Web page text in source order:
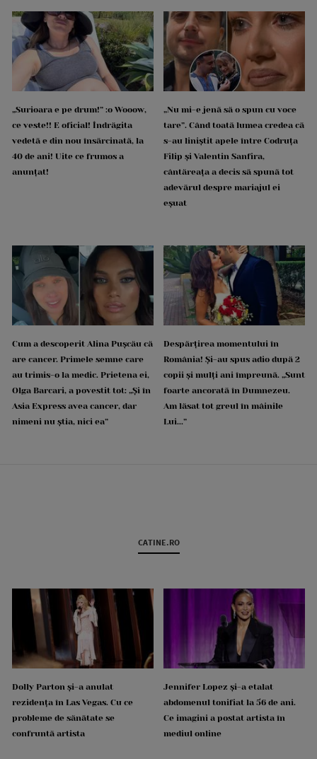
„Surioara e pe drum!” :o Wooow,
ce veste!! E oficial! Îndrăgita
vedetă e din nou însărcinată, la
40 de ani! Uite ce frumos a
anunțat!
„Nu mi-e jenă să o spun cu voce
tare”. Când toată lumea credea că
s-au liniștit apele între Codruța
Filip și Valentin Sanfira,
cântăreața a decis să spună tot
adevărul despre mariajul ei
eșuat
Cum a descoperit Alina Pușcău că
are cancer. Primele semne care
au trimis-o la medic. Prietena ei,
Olga Barcari, a povestit tot: „Și în
Asia Express avea cancer, dar
nimeni nu știa, nici ea”
Despărțirea momentului în
România! Și-au spus adio după 2
copii și mulți ani împreună. „Sunt
foarte ancorată în Dumnezeu.
Am lăsat tot greul în mâinile
Lui...”
CATINE.RO
Dolly Parton și-a anulat
rezidența în Las Vegas. Cu ce
probleme de sănătate se
confruntă artista
Jennifer Lopez și-a etalat
abdomenul tonifiat la 56 de ani.
Ce imagini a postat artista în
mediul online